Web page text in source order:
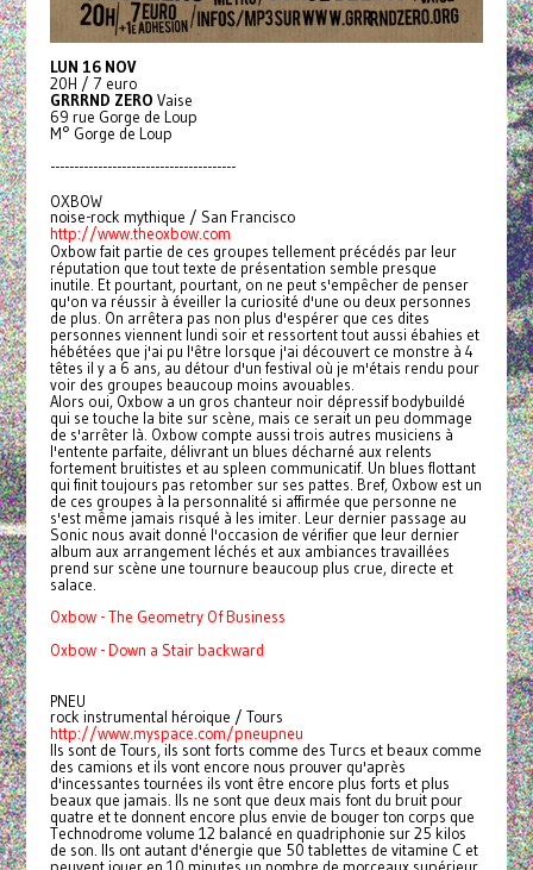
LUN 16 NOV
20H / 7 euro
GRRRND ZERO Vaise
69 rue Gorge de Loup
M° Gorge de Loup
---------------------------------------
OXBOW
noise-rock mythique / San Francisco
http://www.theoxbow.com
Oxbow fait partie de ces groupes tellement précédés par leur
réputation que tout texte de présentation semble presque
inutile. Et pourtant, pourtant, on ne peut s'empêcher de penser
qu'on va réussir à éveiller la curiosité d'une ou deux personnes
de plus. On arrêtera pas non plus d'espérer que ces dites
personnes viennent lundi soir et ressortent tout aussi ébahies et
hébétées que j'ai pu l'être lorsque j'ai découvert ce monstre à 4
têtes il y a 6 ans, au détour d'un festival où je m'étais rendu pour
voir des groupes beaucoup moins avouables.
Alors oui, Oxbow a un gros chanteur noir dépressif bodybuildé
qui se touche la bite sur scène, mais ce serait un peu dommage
de s'arrêter là. Oxbow compte aussi trois autres musiciens à
l'entente parfaite, délivrant un blues décharné aux relents
fortement bruitistes et au spleen communicatif. Un blues flottant
qui finit toujours pas retomber sur ses pattes. Bref, Oxbow est un
de ces groupes à la personnalité si affirmée que personne ne
s'est même jamais risqué à les imiter. Leur dernier passage au
Sonic nous avait donné l'occasion de vérifier que leur dernier
album aux arrangement léchés et aux ambiances travaillées
prend sur scène une tournure beaucoup plus crue, directe et
salace.
Oxbow - The Geometry Of Business
Oxbow - Down a Stair backward
PNEU
rock instrumental héroique / Tours
http://www.myspace.com/pneupneu
Ils sont de Tours, ils sont forts comme des Turcs et beaux comme
des camions et ils vont encore nous prouver qu'après
d'incessantes tournées ils vont être encore plus forts et plus
beaux que jamais. Ils ne sont que deux mais font du bruit pour
quatre et te donnent encore plus envie de bouger ton corps que
Technodrome volume 12 balancé en quadriphonie sur 25 kilos
de son. Ils ont autant d'énergie que 50 tablettes de vitamine C et